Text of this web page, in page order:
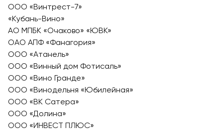
ООО «Винтрест-7»
«Кубань-Вино»
АО МПБК «Очаково» «ЮВК»
ОАО АПФ «Фанагория»
ООО «Атанель»
ООО «Винный дом Фотисаль»
ООО «Вино Гранде»
ООО «Винодельня «Юбилейная»
ООО «ВК Сатера»
ООО «Долина»
ООО «ИНВЕСТ ПЛЮС»